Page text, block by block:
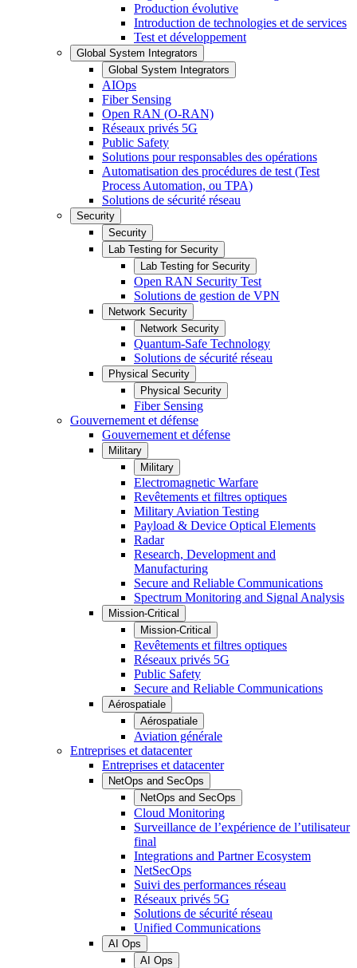
Production évolutive
Introduction de technologies et de services
Test et développement
Global System Integrators
Global System Integrators
AIOps
Fiber Sensing
Open RAN (O-RAN)
Réseaux privés 5G
Public Safety
Solutions pour responsables des opérations
Automatisation des procédures de test (Test
Process Automation, ou TPA)
Solutions de sécurité réseau
Security
Security
Lab Testing for Security
Lab Testing for Security
Open RAN Security Test
Solutions de gestion de VPN
Network Security
Network Security
Quantum-Safe Technology
Solutions de sécurité réseau
Physical Security
Physical Security
Fiber Sensing
Gouvernement et défense
Gouvernement et défense
Military
Military
Electromagnetic Warfare
Revêtements et filtres optiques
Military Aviation Testing
Payload & Device Optical Elements
Radar
Research, Development and
Manufacturing
Secure and Reliable Communications
Spectrum Monitoring and Signal Analysis
Mission-Critical
Mission-Critical
Revêtements et filtres optiques
Réseaux privés 5G
Public Safety
Secure and Reliable Communications
Aérospatiale
Aérospatiale
Aviation générale
Entreprises et datacenter
Entreprises et datacenter
NetOps and SecOps
NetOps and SecOps
Cloud Monitoring
Surveillance de l’expérience de l’utilisateur
final
Integrations and Partner Ecosystem
NetSecOps
Suivi des performances réseau
Réseaux privés 5G
Solutions de sécurité réseau
Unified Communications
AI Ops
AI Ops